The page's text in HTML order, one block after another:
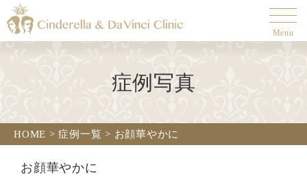
Menu
症例写真
HOME >症例一覧 > お顔華やかに
お顔華やかに